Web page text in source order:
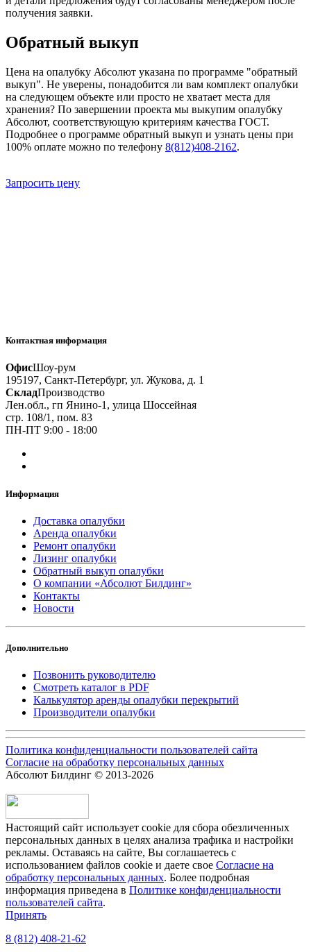
получения заявки.
Обратный выкуп
Цена на опалубку Абсолют указана по программе "обратный
выкуп". Не уверены, понадобится ли вам комплект опалубки
на следующем объекте или просто не хватает места для
хранения? По завершении проекта мы выкупим опалубку
Абсолют, соответствующую критериям качества ГОСТ.
Подробнее о программе обратный выкуп и узнать цены при
100% оплате можно по телефону 8(812)408-2162.
Запросить цену
Контактная информация
ОфисШоу-рум
195197, Санкт-Петербург, ул. Жукова, д. 1
СкладПроизводство
Лен.обл., гп Янино-1, улица Шоссейная
стр. 108/1, пом. 83
ПН-ПТ 9:00 - 18:00
Информация
Доставка опалубки
Аренда опалубки
Ремонт опалубки
Лизинг опалубки
Обратный выкуп опалубки
О компании «Абсолют Билдинг»
Контакты
Новости
Дополнительно
Позвонить руководителю
Смотреть каталог в PDF
Калькулятор аренды опалубки перекрытий
Производители опалубки
Политика конфиденциальности пользователей сайта
Согласие на обработку персональных данных
Абсолют Билдинг © 2013-2026
Настоящий сайт использует cookie для сбора обезличенных
персональных данных в целях анализа трафика и настройки
рекламы. Оставаясь на сайте, Вы соглашаетесь с
использованием файлов сookie и даете свое Согласие на
обработку персональных данных. Более подробная
информация приведена в Политике конфиденциальности
пользователей сайта.
Принять
8 (812) 408-21-62